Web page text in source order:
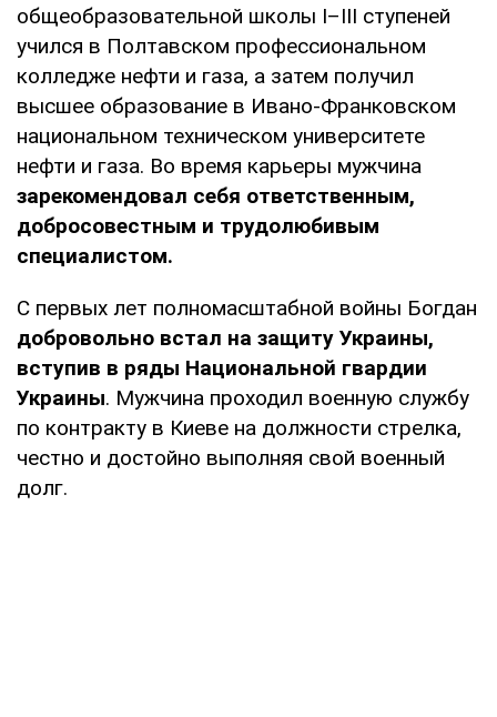
общеобразовательной школы I–III ступеней
учился в Полтавском профессиональном
колледже нефти и газа, а затем получил
высшее образование в Ивано-Франковском
национальном техническом университете
нефти и газа. Во время карьеры мужчина
зарекомендовал себя ответственным,
добросовестным и трудолюбивым
специалистом.
С первых лет полномасштабной войны Богдан
добровольно встал на защиту Украины,
вступив в ряды Национальной гвардии
Украины. Мужчина проходил военную службу
по контракту в Киеве на должности стрелка,
честно и достойно выполняя свой военный
долг.